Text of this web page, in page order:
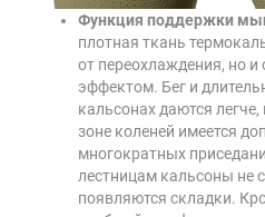
Функция поддержки
плотная ткань
от переохлаждения, но
эффектом. Бег и
кальсонах даются
зоне коленей имеется
многократных
лестницам кальсоны не
появляются складки.